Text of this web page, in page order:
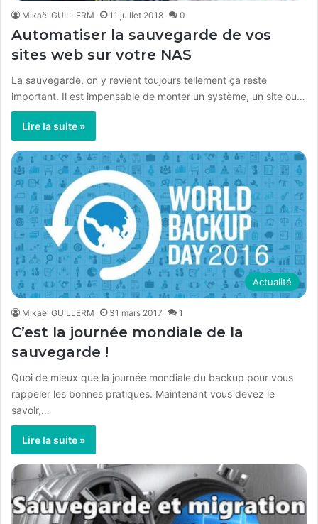
Mikaël GUILLERM 11 juillet 2018 0
Automatiser la sauvegarde de vos
sites web sur votre NAS
La sauvegarde, on y revient toujours tellement ça reste
important. Il est impensable de monter un système, un site ou…
Lire la suite »
Actualité
Mikaël GUILLERM 31 mars 2017 1
C’est la journée mondiale de la
sauvegarde !
Quoi de mieux que la journée mondiale du backup pour vous
rappeler les bonnes pratiques. Maintenant vous devez le
savoir,…
Lire la suite »